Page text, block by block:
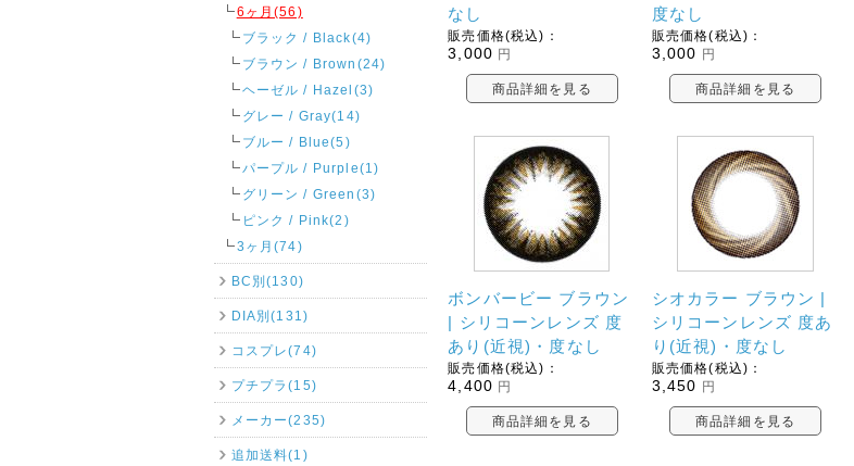
なし
販売価格(税込)：
3,000 円
商品詳細を見る
度なし
販売価格(税込)：
3,000 円
商品詳細を見る
ボンバービー ブラウン
| シリコーンレンズ 度
あり(近視)・度なし
販売価格(税込)：
4,400 円
商品詳細を見る
シオカラー ブラウン |
シリコーンレンズ 度あ
り(近視)・度なし
販売価格(税込)：
3,450 円
商品詳細を見る
6ヶ月(56)
ブラック / Black(4)
ブラウン / Brown(24)
ヘーゼル / Hazel(3)
グレー / Gray(14)
ブルー / Blue(5)
パープル / Purple(1)
グリーン / Green(3)
ピンク / Pink(2)
3ヶ月(74)
BC別(130)
DIA別(131)
コスプレ(74)
プチプラ(15)
メーカー(235)
追加送料(1)